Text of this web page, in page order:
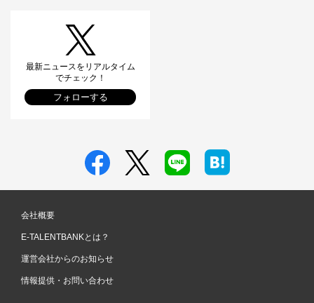
最新ニュースをリアルタイム
でチェック！
フォローする
会社概要
E-TALENTBANKとは？
運営会社からのお知らせ
情報提供・お問い合わせ